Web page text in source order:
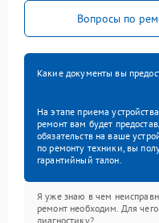
Вопросы по
Какие документы вы
На этапе приема
ремонт вам будет
обязательств на ваше
по ремонту техники, вы
гарантийный талон.
Я уже знаю в чем
ремонт необходим. Для
диагностику?